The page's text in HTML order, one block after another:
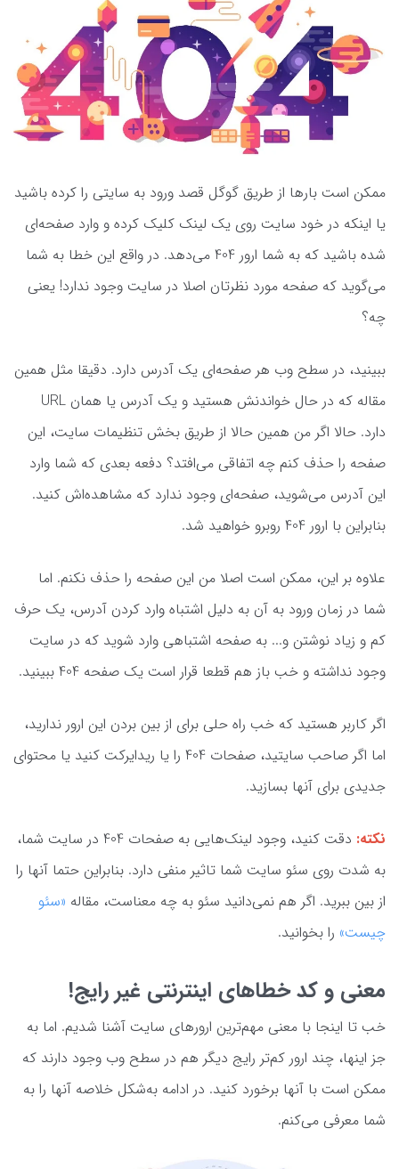
ممکن است بارها از طریق گوگل قصد ورود به سایتی را کرده باشید
یا اینکه در خود سایت روی یک لینک کلیک کرده و وارد صفحه‌ای
شده باشید که به شما ارور 404 می‌دهد. در واقع این خطا به شما
می‌گوید که صفحه مورد نظرتان اصلا در سایت وجود ندارد! یعنی
چه؟
ببینید، در سطح وب هر صفحه‌ای یک آدرس دارد. دقیقا مثل همین
مقاله که در حال خواندنش هستید و یک آدرس یا همان URL
دارد. حالا اگر من همین حالا از طریق بخش تنظیمات سایت، این
صفحه را حذف کنم چه اتفاقی می‌افتد؟ دفعه بعدی که شما وارد
این آدرس می‌شوید، صفحه‌ای وجود ندارد که مشاهده‌اش کنید.
بنابراین با ارور 404 روبرو خواهید شد.
علاوه بر این، ممکن است اصلا من این صفحه را حذف نکنم. اما
شما در زمان ورود به آن به دلیل اشتباه وارد کردن آدرس، یک حرف
کم و زیاد نوشتن و... به صفحه اشتباهی وارد شوید که در سایت
وجود نداشته و خب باز هم قطعا قرار است یک صفحه 404 ببینید.
اگر کاربر هستید که خب راه حلی برای از بین بردن این ارور ندارید،
اما اگر صاحب سایتید، صفحات 404 را یا ریدایرکت کنید یا محتوای
جدیدی برای آنها بسازید.
نکته:
دقت کنید، وجود لینک‌هایی به صفحات 404 در سایت شما،
به شدت روی سئو سایت شما تاثیر منفی دارد. بنابراین حتما آنها را
از بین ببرید. اگر هم نمی‌دانید سئو به چه معناست، مقاله «سئو
چیست» را بخوانید.
معنی و کد خطاهای اینترنتی غیر رایج!
خب تا اینجا با معنی مهم‌ترین ارورهای سایت آشنا شدیم. اما به
جز اینها، چند ارور کم‌تر رایج دیگر هم در سطح وب وجود دارند که
ممکن است با آنها برخورد کنید. در ادامه به‌شکل خلاصه آنها را به
شما معرفی می‌کنم.